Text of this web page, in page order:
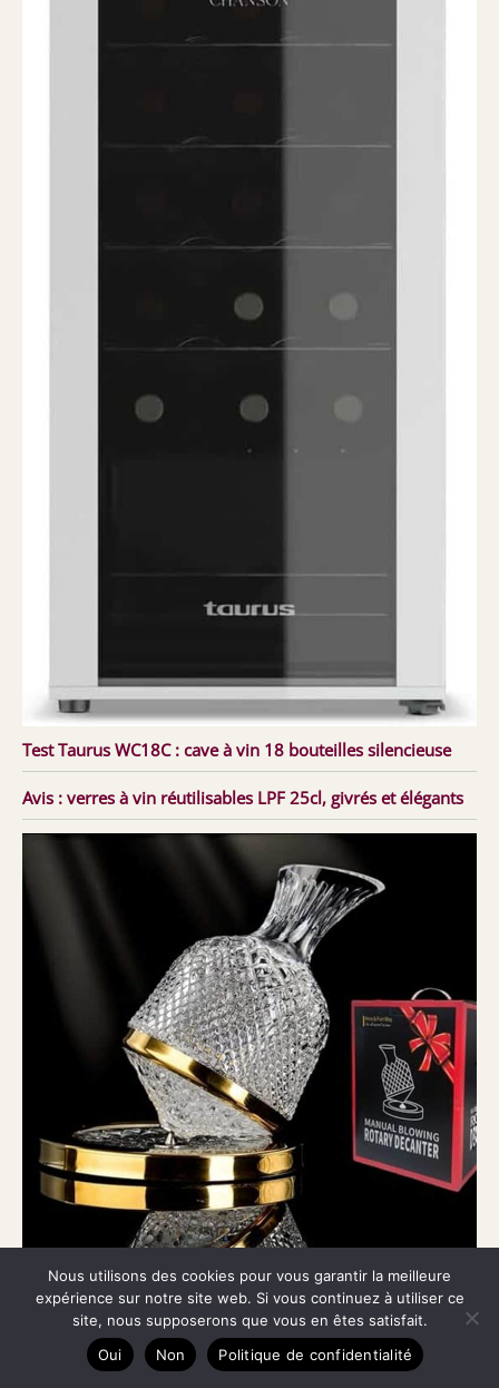
Test Taurus WC18C : cave à vin 18 bouteilles silencieuse
Avis : verres à vin réutilisables LPF 25cl, givrés et élégants
Avis sur la carafe à vin en cristal Jarler
Nous utilisons des cookies pour vous garantir la meilleure
expérience sur notre site web. Si vous continuez à utiliser ce
site, nous supposerons que vous en êtes satisfait.
Oui
Non Politique de confidentialité